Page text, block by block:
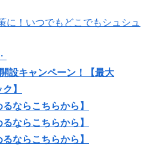
に！いつでもどこでもシュシュ
キャンペーン！【最大
】
ならこちらから】
ならこちらから】
ならこちらから】